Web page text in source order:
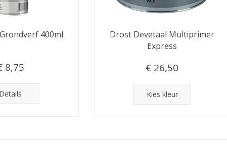
400ml
8,75
Details
Drost Devetaal Multiprimer
Express
€ 26,50
Kies kleur